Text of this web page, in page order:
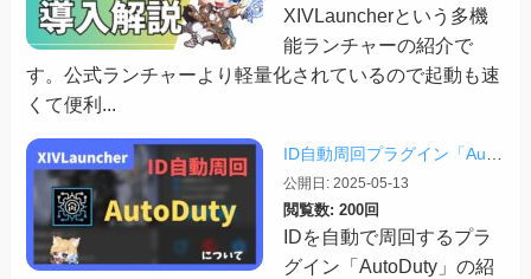
XIVLauncherという多機
能ランチャーの紹介で
す。公式ランチャーより軽量化されているので起動も速
くて便利...
ID自動周回プラグイン「AutoDuty」の紹介【2025/11/09更新】
公開日: 2025-05-13
閲覧数: 200回
IDを自動で周回するプラ
グイン「AutoDuty」の紹